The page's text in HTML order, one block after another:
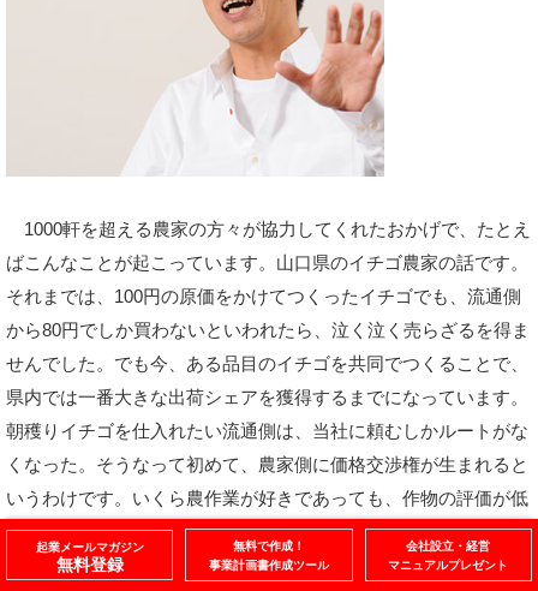
1000軒を超える農家の方々が協力してくれたおかげで、たとえ
ばこんなことが起こっています。山口県のイチゴ農家の話です。
それまでは、100円の原価をかけてつくったイチゴでも、流通側
から80円でしか買わないといわれたら、泣く泣く売らざるを得ま
せんでした。でも今、ある品目のイチゴを共同でつくることで、
県内では一番大きな出荷シェアを獲得するまでになっています。
朝穫りイチゴを仕入れたい流通側は、当社に頼むしかルートがな
くなった。そうなって初めて、農家側に価格交渉権が生まれると
いうわけです。いくら農作業が好きであっても、作物の評価が低
いとやる気なんて出ませんよね。ずっとそんな状況が続いていた
から、農家の人々も見下されていると感じ、負け犬根性に陥って
起業メールマガジン
無料登録
無料で作成！
事業計画書作成ツール
会社設立・経営
マニュアルプレゼント